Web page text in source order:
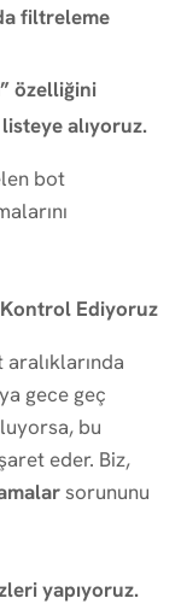
filtreleme
özelliğini
alıyoruz.
bot
Ediyoruz
gece geç
bu
eder. Biz,
sorununu
yapıyoruz.